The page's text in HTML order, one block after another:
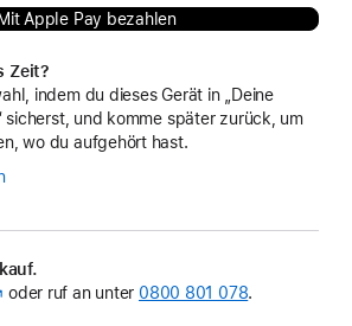
Mit Apple Pay bezahlen
Zeit?
indem du dieses Gerät in „Deine
sicherst, und komme später zurück, um
wo du aufgehört hast.
oder ruf an unter 0800 801 078.